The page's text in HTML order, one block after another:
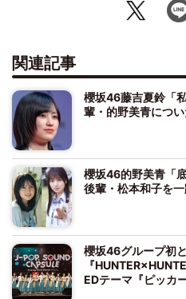
関連記事
櫻坂46藤吉夏鈴「
輩・的野美青につ
櫻坂46的野美青「
後輩・松本和子を
櫻坂46グループ初
『
EDテーマ『ピッカ